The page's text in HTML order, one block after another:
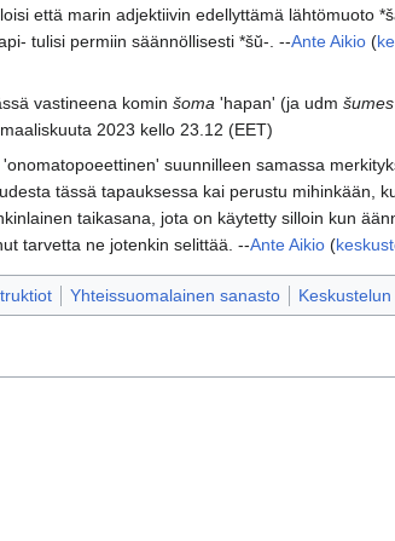
että marin adjektiivin edellyttämä lähtömuoto
tulisi permiin säännöllisesti *šŭ-. --Ante Aikio (
vastineena komin šoma'hapan' (ja udm šumes
2023 kello 23.12 (EET)
suunnilleen samassa
tässä tapauksessa kai perustu mihinkään,
taikasana, jota on käytetty silloin kun
tarvetta ne jotenkin selittää. --Ante Aikio (
Yhteissuomalainen sanasto